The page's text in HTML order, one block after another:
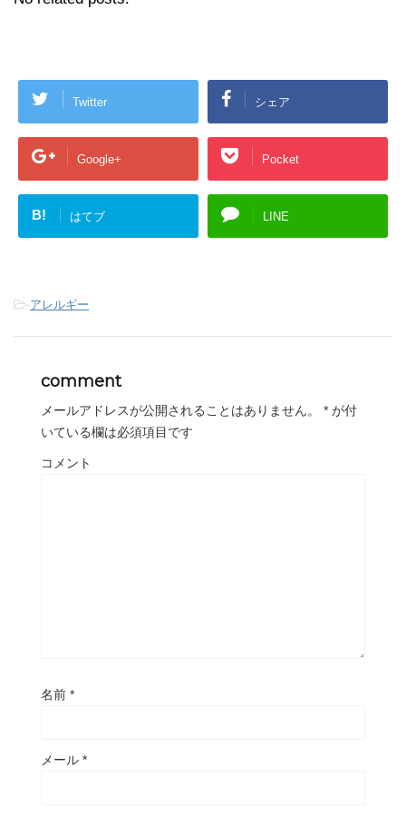
Twitter シェア
Google+ Pocket
B! はてブ LINE
-アレルギー
comment
メールアドレスが公開されることはありません。 * が付
いている欄は必須項目です
コメント
名前 *
メール *